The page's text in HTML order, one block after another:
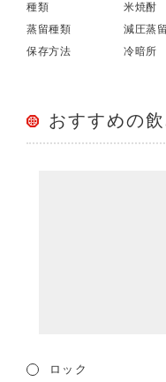
種類
米焼酎
蒸留種類
減圧蒸留
保存方法
冷暗所
おすすめの
ロック